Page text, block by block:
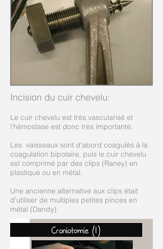
Incision du cuir chevelu:
Le cuir chevelu est très vascularisé et
l'hémostase est donc très importante.
Les vaisseaux sont d'abord coagulés à la
coagulation bipolaire, puis le cuir chevelu
est comprimé par des clips (Raney) en
plastique ou en métal.
Une ancienne alternative aux clips était
d'utiliser de multiples petites pinces en
métal (Dandy).